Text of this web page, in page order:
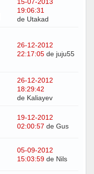
19:06:31
de Utakad
26-12-2012
22:17:05 de juju55
26-12-2012
18:29:42
de Kaliayev
19-12-2012
02:00:57 de Gus
05-09-2012
15:03:59 de Nils